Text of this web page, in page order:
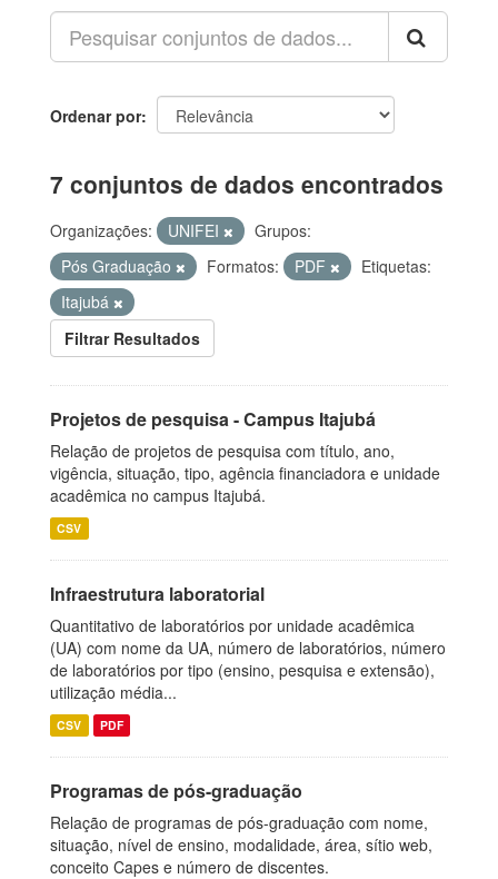
Ordenar por
7 conjuntos de dados encontrados
Organizações: UNIFEI
Grupos:
Pós Graduação
Formatos: PDF
Etiquetas:
Itajubá
Filtrar Resultados
Projetos de pesquisa - Campus Itajubá
Relação de projetos de pesquisa com título, ano,
vigência, situação, tipo, agência financiadora e unidade
acadêmica no campus Itajubá.
CSV
Infraestrutura laboratorial
Quantitativo de laboratórios por unidade acadêmica
(UA) com nome da UA, número de laboratórios, número
de laboratórios por tipo (ensino, pesquisa e extensão),
utilização média...
CSV PDF
Programas de pós-graduação
Relação de programas de pós-graduação com nome,
situação, nível de ensino, modalidade, área, sítio web,
conceito Capes e número de discentes.